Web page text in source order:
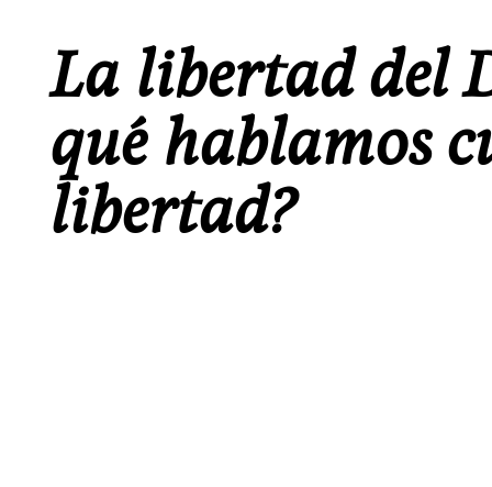
La libertad del
qué hablamos
libertad?